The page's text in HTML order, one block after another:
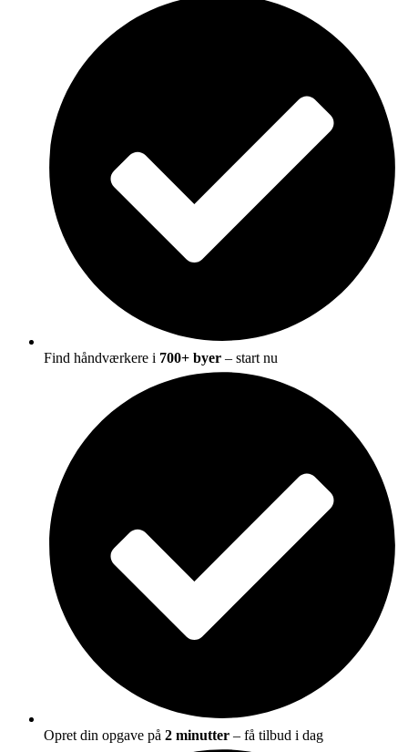
Find håndværkere i 700+ byer – start nu
Opret din opgave på 2 minutter – få tilbud i dag